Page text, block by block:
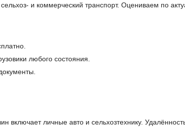
и коммерческий транспорт. Оцениваем по
любого состояния.
личные авто и сельхозтехнику.